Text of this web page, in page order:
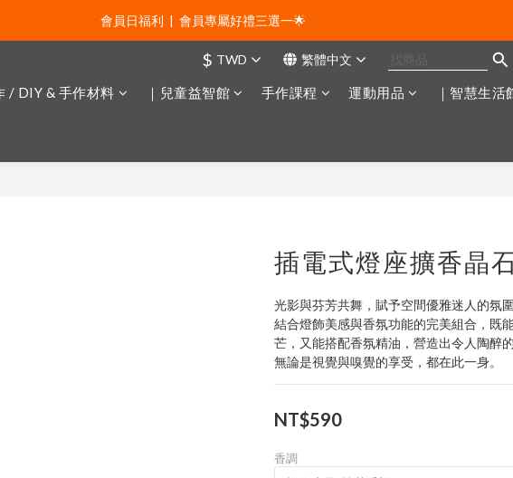
會員日福利  |  0元免運及100折價券 🙀
會員日福利  |  會員專屬好禮三選一🌟
新年贈禮：滿1130贈新年髮飾一款🧧
會員日福利  |  0元免運及100折價券 🙀
$ TWD 繁體中文
/ DIY & 手作材料 ｜兒童益智館 手作課程 運動用品 ｜智慧生活
插電式燈座擴香晶
光影與芬芳共舞，賦予空間優雅迷人的氛圍
結合燈飾美感與香氛功能的完美組合，既
芒，又能搭配香氛精油，營造出令人陶醉的
無論是視覺與嗅覺的享受，都在此一身。
NT$590
香調